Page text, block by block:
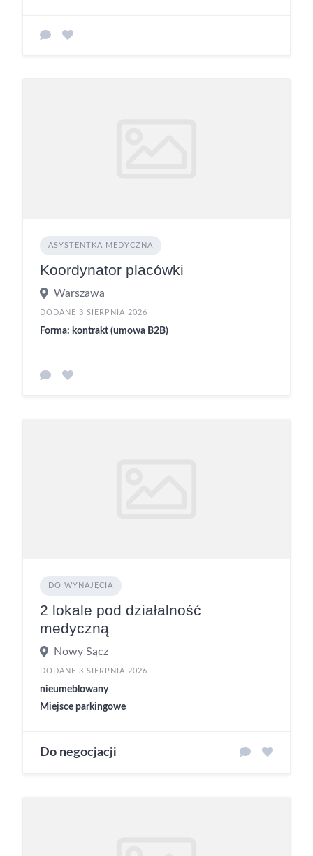
ASYSTENTKA MEDYCZNA
Koordynator placówki
Warszawa
DODANE 3 SIERPNIA 2026
Forma: kontrakt (umowa B2B)
DO WYNAJĘCIA
2 lokale pod działalność
medyczną
Nowy Sącz
DODANE 3 SIERPNIA 2026
nieumeblowany
Miejsce parkingowe
Do negocjacji